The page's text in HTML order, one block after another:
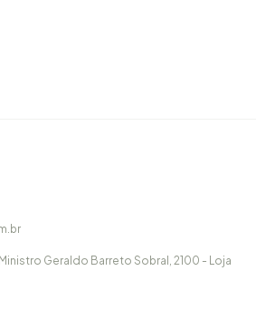
Geraldo Barreto Sobral, 2100 - Loja